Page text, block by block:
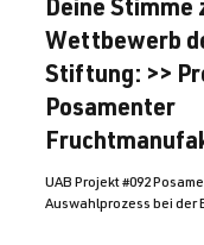
News
Deine Stimme
Wettbewerb
Stiftung: >>
Posamenter